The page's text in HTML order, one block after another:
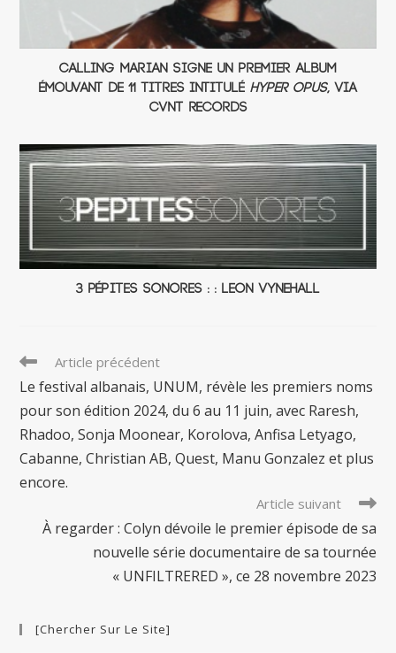
Calling Marian signe un premier album
émouvant de 11 titres intitulé Hyper Opus, via
CVNT Records
3 Pépites Sonores : : Leon Vynehall
Read
more
articles
Article précédent
Le festival albanais, UNUM, révèle les premiers noms
pour son édition 2024, du 6 au 11 juin, avec Raresh,
Rhadoo, Sonja Moonear, Korolova, Anfisa Letyago,
Cabanne, Christian AB, Quest, Manu Gonzalez et plus
encore.
Article suivant
À regarder : Colyn dévoile le premier épisode de sa
nouvelle série documentaire de sa tournée
« UNFILTRERED », ce 28 novembre 2023
[Chercher Sur Le Site]